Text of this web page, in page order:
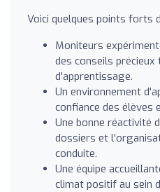
Voici quelques points forts
Moniteurs
des conseils
d'apprentissage.
Un environnement
confiance des élèves
Une bonne réactivité
dossiers et
conduite.
Une équipe
climat positif au sein